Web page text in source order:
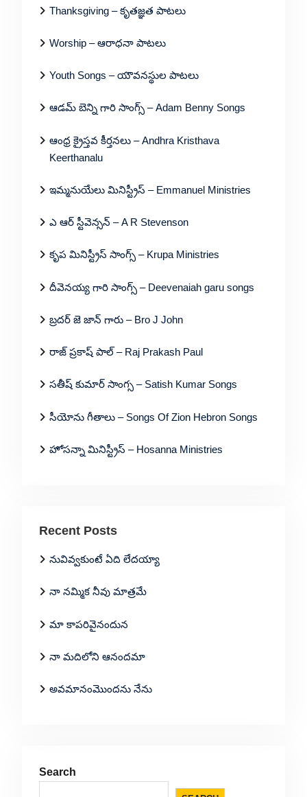
Thanksgiving – కృతజ్ఞత పాటలు
Worship – ఆరాధనా పాటలు
Youth Songs – యౌవనస్థుల పాటలు
ఆడమ్ బెన్ని గారి సాంగ్స్ – Adam Benny Songs
ఆంధ్ర క్రైస్తవ కీర్తనలు – Andhra Kristhava
Keerthanalu
ఇమ్మనుయేలు మినిస్ట్రీస్ – Emmanuel Ministries
ఎ ఆర్ స్టీవెన్సన్ – A R Stevenson
కృప మినిస్ట్రీస్ సాంగ్స్ – Krupa Ministries
దీవెనయ్య గారి సాంగ్స్ – Deevenaiah garu songs
బ్రదర్ జె జాన్ గారు – Bro J John
రాజ్ ప్రకాష్ పాల్ – Raj Prakash Paul
సతీష్ కుమార్ సాంగ్స – Satish Kumar Songs
సీయోను గీతాలు – Songs Of Zion Hebron Songs
హోసన్నా మినిస్ట్రీస్ – Hosanna Ministries
Recent Posts
నువివ్వకుంటే ఏది లేదయ్యా
నా నమ్మిక నీవు మాత్రమే
మా కాపరివైనందున
నా మదిలోని ఆనందమా
అవమానంమొందను నేను
Search